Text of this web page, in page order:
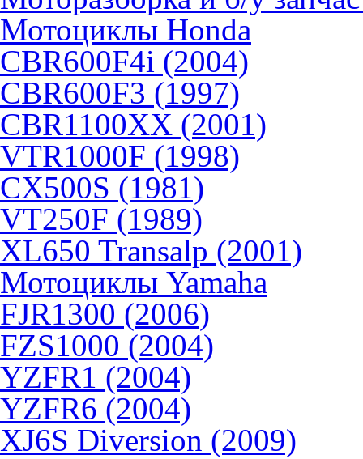
Мотоциклы Honda
CBR600F4i (2004)
CBR600F3 (1997)
CBR1100XX (2001)
VTR1000F (1998)
CX500S (1981)
VT250F (1989)
XL650 Transalp (2001)
Мотоциклы Yamaha
FJR1300 (2006)
FZS1000 (2004)
YZFR1 (2004)
YZFR6 (2004)
XJ6S Diversion (2009)